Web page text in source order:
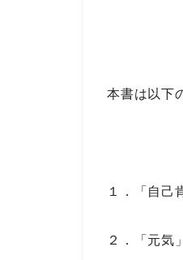
本書は以下
１．「自己
２．「元気